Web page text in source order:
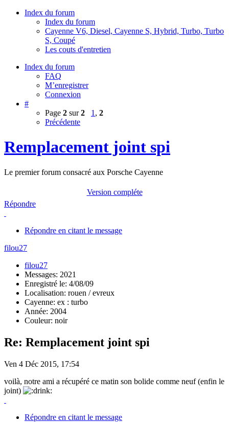
Index du forum
Index du forum
Cayenne V6, Diesel, Cayenne S, Hybrid, Turbo, Turbo
S, Coupé
Les couts d'entretien
Index du forum
FAQ
M’enregistrer
Connexion
#
Page 2 sur2 1 , 2
Précédente
Remplacement joint spi
Le premier forum consacré aux Porsche Cayenne
Version compléte
Répondre
Répondre en citant le message
filou27
filou27
Messages: 2021
Enregistré le: 4/08/09
Localisation: rouen / evreux
Cayenne: ex : turbo
Année: 2004
Couleur: noir
Re: Remplacement joint spi
Ven 4 Déc 2015, 17:54
voilà, notre ami a récupéré ce matin son bolide comme neuf (enfin le
joint)
Répondre en citant le message